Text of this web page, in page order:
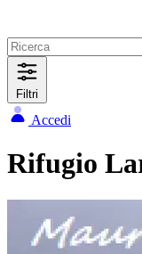
Filtri
Accedi
Rifugio